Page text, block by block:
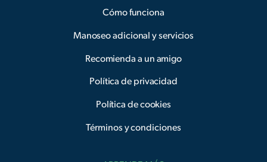
Cómo funciona
Manoseo adicional y servicios
Recomienda a un amigo
Política de privacidad
Política de cookies
Términos y condiciones